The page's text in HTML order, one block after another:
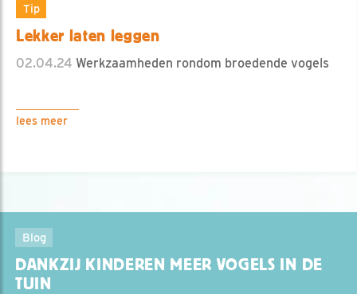
Tip
Lekker laten leggen
02.04.24 Werkzaamheden rondom broedende vogels
lees meer
Blog
DANKZIJ KINDEREN MEER VOGELS IN DE
TUIN